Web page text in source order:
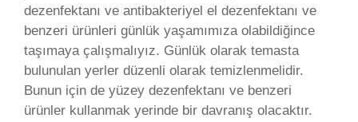
dezenfektanı ve antibakteriyel el dezenfektanı ve
benzeri ürünleri günlük yaşamımıza olabildiğince
taşımaya çalışmalıyız. Günlük olarak temasta
bulunulan yerler düzenli olarak temizlenmelidir.
Bunun için de yüzey dezenfektanı ve benzeri
ürünler kullanmak yerinde bir davranış olacaktır.